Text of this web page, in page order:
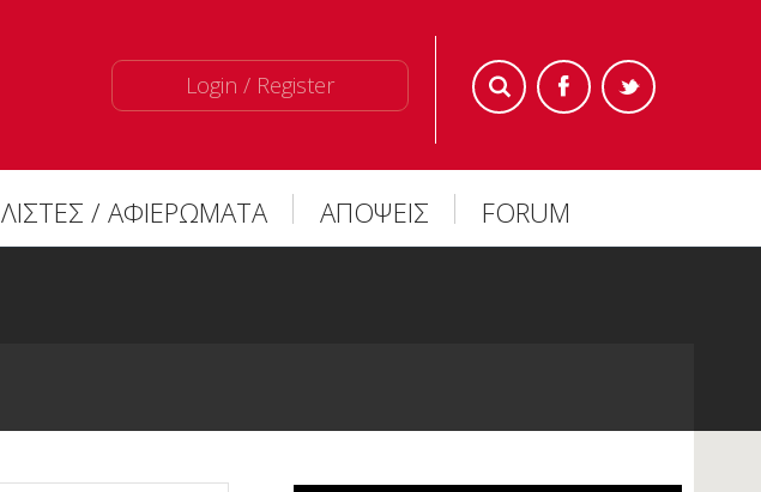
Login / Register
ΛΙΣΤΕΣ / ΑΦΙΕΡΩΜΑΤΑ ΑΠΟΨΕΙΣ FORUM